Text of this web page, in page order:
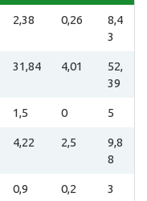
2,38 0,26
8,4
3
31,84 4,01
52,
39
1,5 0 5
4,22 2,5
9,8
8
0,9 0,2 3